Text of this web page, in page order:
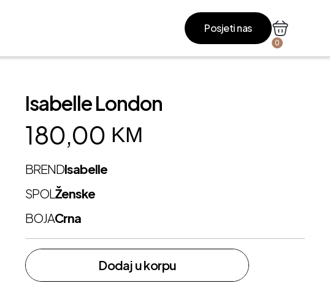
Posjeti nas
0
Isabelle London
180,00 KM
BRENDIsabelle
SPOLŽenske
BOJACrna
Dodaj u korpu